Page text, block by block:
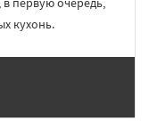
кухонь.